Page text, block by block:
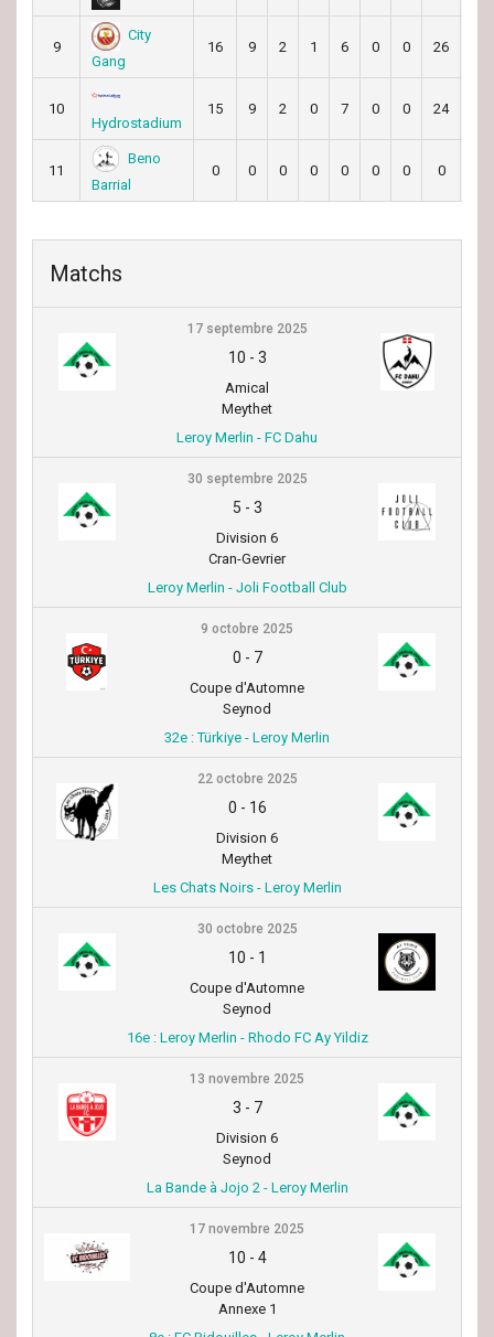
9
City
Gang
16 9 2 1 6 0 0 26
10
Hydrostadium
15 9 2 0 7 0 0 24
11
Beno
Barrial
0 0 0 0 0 0 0 0
Matchs
17 septembre 2025
10 - 3
Amical
Meythet
Leroy Merlin - FC Dahu
30 septembre 2025
5 - 3
Division 6
Cran-Gevrier
Leroy Merlin - Joli Football Club
9 octobre 2025
0 - 7
Coupe d'Automne
Seynod
32e : Türkiye - Leroy Merlin
22 octobre 2025
0 - 16
Division 6
Meythet
Les Chats Noirs - Leroy Merlin
30 octobre 2025
10 - 1
Coupe d'Automne
Seynod
16e : Leroy Merlin - Rhodo FC Ay Yildiz
13 novembre 2025
3 - 7
Division 6
Seynod
La Bande à Jojo 2 - Leroy Merlin
17 novembre 2025
10 - 4
Coupe d'Automne
Annexe 1